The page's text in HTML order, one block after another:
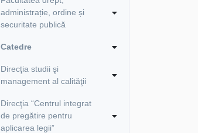
administrație, ordine și
securitate publică
Catedre
Direcţia studii şi
management al calităţii
Direcţia “Centrul integrat
de pregătire pentru
aplicarea legii”